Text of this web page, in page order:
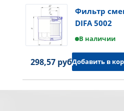
Фильтр
DIFA 5002
В наличии
298,57 руб.Добавить в